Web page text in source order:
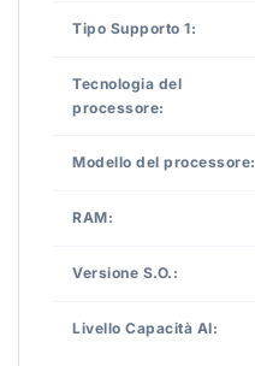
Tipo Supporto 1:
Tecnologia del
processore:
Modello del processore:
RAM:
Versione S.O.:
Livello Capacità AI: